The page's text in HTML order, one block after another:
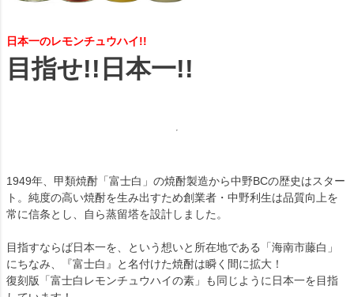
日本一のレモンチュウハイ!!
目指せ!!日本一!!
1949年、甲類焼酎「富士白」の焼酎製造から中野BCの歴史はスター
ト。純度の高い焼酎を生み出すため創業者・中野利生は品質向上を
常に信条とし、自ら蒸留塔を設計しました。
目指すならば日本一を、という想いと所在地である「海南市藤白」
にちなみ、『富士白』と名付けた焼酎は瞬く間に拡大！
復刻版「富士白レモンチュウハイの素」も同じように日本一を目指